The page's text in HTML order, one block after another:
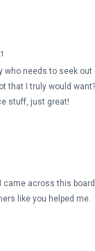
who needs to seek
that I truly would
stuff, just great!
came across this
like you helped me.